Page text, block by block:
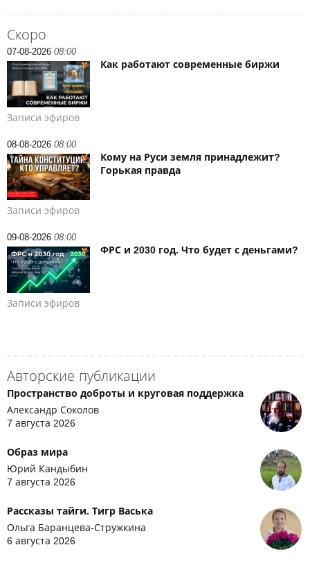
Скоро
07-08-2026 08:00
Как работают современные биржи
Записи эфиров
08-08-2026 08:00
Кому на Руси земля принадлежит?
Горькая правда
Записи эфиров
09-08-2026 08:00
ФРС и 2030 год. Что будет с деньгами?
Записи эфиров
Авторские публикации
Пространство доброты и круговая поддержка
Александр Соколов
7 августа 2026
Образ мира
Юрий Кандыбин
7 августа 2026
Рассказы тайги. Тигр Васька
Ольга Баранцева-Стружкина
6 августа 2026